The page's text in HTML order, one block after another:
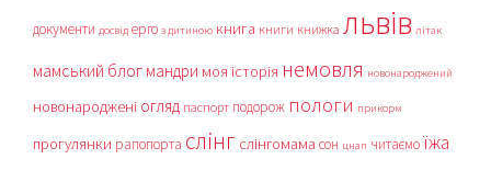
документи досвід ерго з дитиною книга книги книжка львів літак
мамський блог мандри моя історія немовля новонароджений
новонароджені огляд паспорт подорож пологи прикорм
прогулянки рапопорта слінг слінгомама сон цнап читаємоїжа